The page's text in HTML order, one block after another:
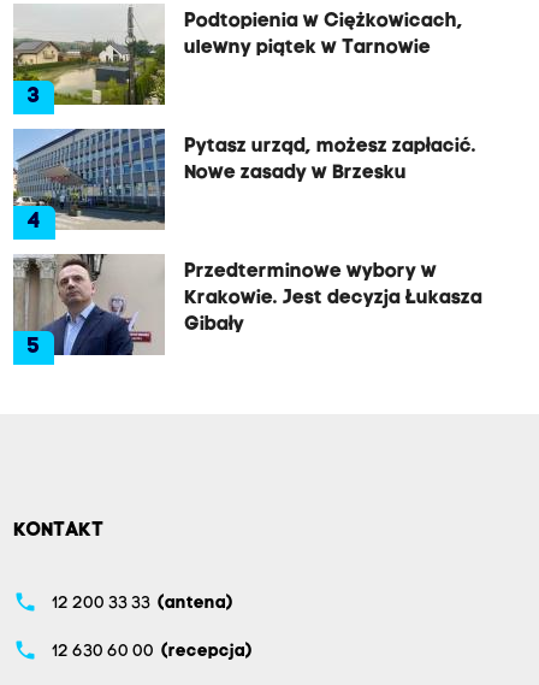
3
Podtopienia w Ciężkowicach,
ulewny piątek w Tarnowie
4
Pytasz urząd, możesz zapłacić.
Nowe zasady w Brzesku
5
Przedterminowe wybory w
Krakowie. Jest decyzja Łukasza
Gibały
KONTAKT
phone 12 200 33 33 (antena)
phone 12 630 60 00 (recepcja)